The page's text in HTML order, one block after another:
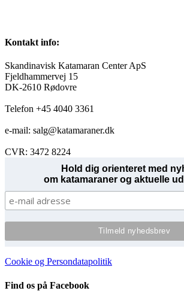
Kontakt info:
Skandinavisk Katamaran Center ApS
Fjeldhammervej 15
DK-2610 Rødovre
Telefon +45 4040 3361
e-mail: salg@katamaraner.dk
CVR: 3472 8224
Hold dig orienteret med
om katamaraner og aktuelle
Cookie og Persondatapolitik
Find os på Facebook